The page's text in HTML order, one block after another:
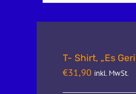
T- Shirt, „Es
€31,90 inkl. MwSt.